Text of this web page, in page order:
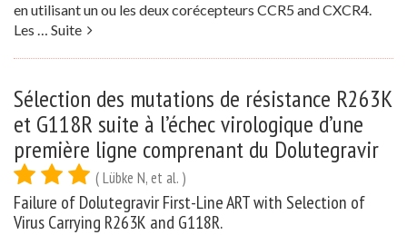
en utilisant un ou les deux corécepteurs CCR5 and CXCR4.
Les … Suite
Sélection des mutations de résistance R263K
et G118R suite à l’échec virologique d’une
première ligne comprenant du Dolutegravir
( Lübke N, et al. )
Failure of Dolutegravir First-Line ART with Selection of
Virus Carrying R263K and G118R.